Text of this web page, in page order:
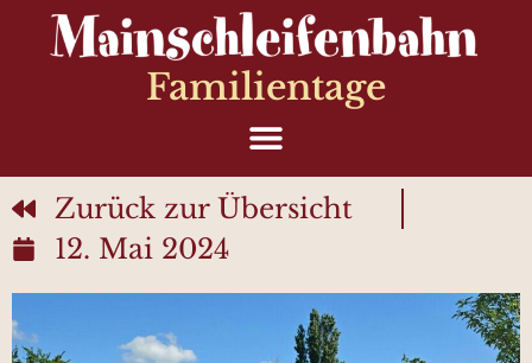
Familientage
Zurück zur Übersicht
12. Mai 2024